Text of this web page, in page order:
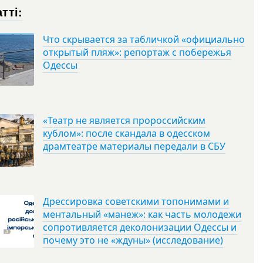
Что скрывается за табличкой «официально
открытый пляж»: репортаж с побережья
Одессы
«Театр не является пророссийским
кублом»: после скандала в одесском
драмтеатре материалы передали в СБУ
Дрессировка советскими топонимами и
ментальный «манеж»: как часть молодежи
сопротивляется деколонизации Одессы и
почему это не «ждуны» (исследование)